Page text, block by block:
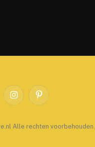
InstagramPinterest
Alle rechten voorbehouden.